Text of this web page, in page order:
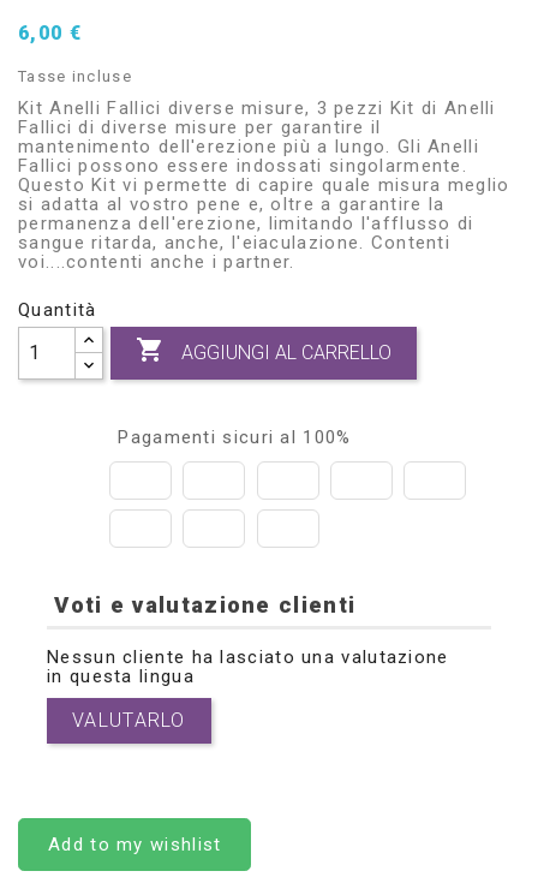
6,00 €
Tasse incluse
Kit Anelli Fallici diverse misure, 3 pezzi Kit di Anelli
Fallici di diverse misure per garantire il
mantenimento dell'erezione più a lungo. Gli Anelli
Fallici possono essere indossati singolarmente.
Questo Kit vi permette di capire quale misura meglio
si adatta al vostro pene e, oltre a garantire la
permanenza dell'erezione, limitando l'afflusso di
sangue ritarda, anche, l'eiaculazione. Contenti
voi....contenti anche i partner.
Quantità
 AGGIUNGI AL CARRELLO
Pagamenti sicuri al 100%
Voti e valutazione clienti
Nessun cliente ha lasciato una valutazione
in questa lingua
VALUTARLO
Add to my wishlist